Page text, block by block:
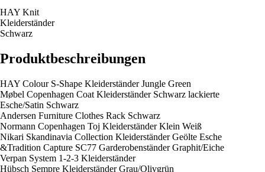
HAY Knit
Kleiderständer
Schwarz
Produktbeschreibungen
HAY Colour S-Shape Kleiderständer Jungle Green
Møbel Copenhagen Coat Kleiderständer Schwarz lackierte
Esche/Satin Schwarz
Andersen Furniture Clothes Rack Schwarz
Normann Copenhagen Toj Kleiderständer Klein Weiß
Nikari Skandinavia Collection Kleiderständer Geölte Esche
&Tradition Capture SC77 Garderobenständer Graphit/Eiche
Verpan System 1-2-3 Kleiderständer
Hübsch Sempre Kleiderständer Grau/Olivgrün